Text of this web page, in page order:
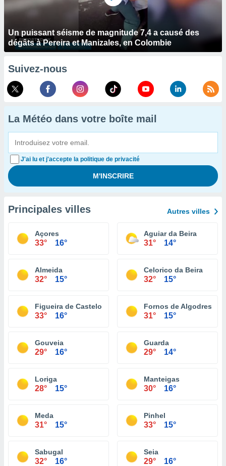
Un puissant séisme de magnitude 7,4 a causé des
dégâts à Pereira et Manizales, en Colombie
Suivez-nous
La Météo dans votre boîte mail
J'ai lu et j'accepte la politique de privacité
Principales villes Autres villes
Açores
33° 16°
Aguiar da Beira
31° 14°
Almeida
32° 15°
Celorico da Beira
32° 15°
Figueira de Castelo Rodrigo
33° 16°
Fornos de Algodres
31° 15°
Gouveia
29° 16°
Guarda
29° 14°
Loriga
28° 15°
Manteigas
30° 16°
Meda
31° 15°
Pinhel
33° 15°
Sabugal
32° 16°
Seia
29° 16°